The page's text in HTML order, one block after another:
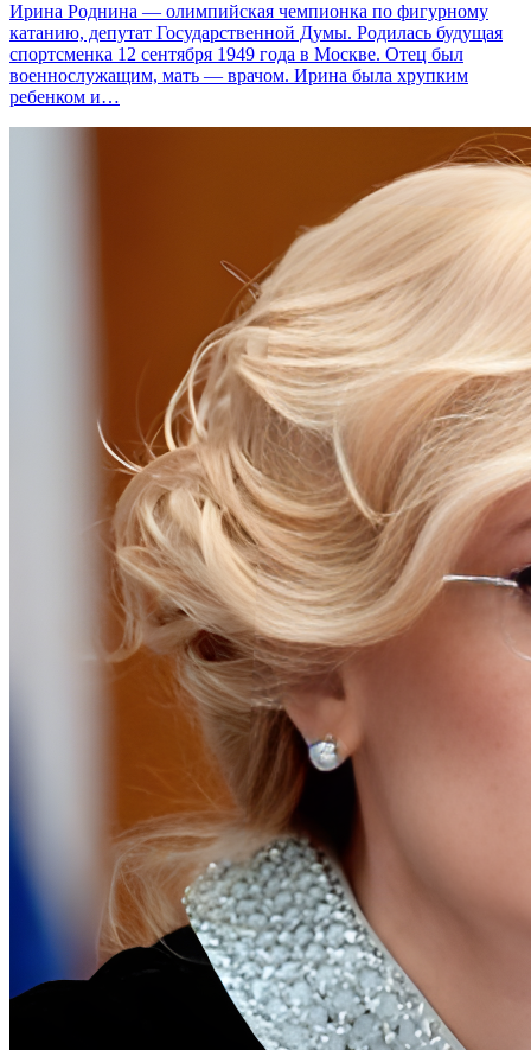
Ирина Роднина — олимпийская чемпионка по фигурному
катанию, депутат Государственной Думы. Родилась будущая
спортсменка 12 сентября 1949 года в Москве. Отец был
военнослужащим, мать — врачом. Ирина была хрупким
ребенком и…